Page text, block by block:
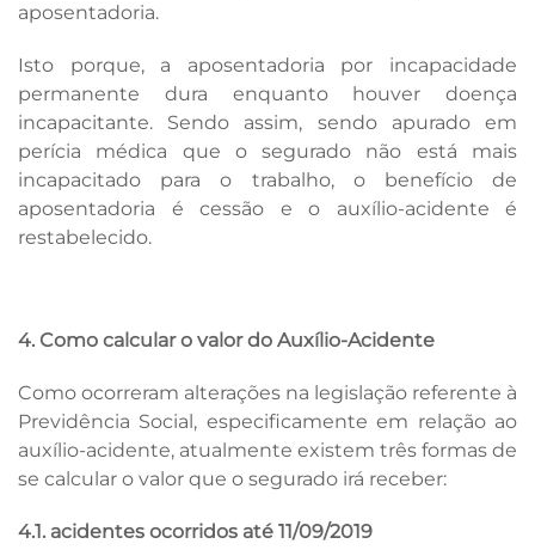
aposentadoria.
Isto porque, a aposentadoria por incapacidade
permanente dura enquanto houver doença
incapacitante. Sendo assim, sendo apurado em
perícia médica que o segurado não está mais
incapacitado para o trabalho, o benefício de
aposentadoria é cessão e o auxílio-acidente é
restabelecido.
4. Como calcular o valor do Auxílio-Acidente
Como ocorreram alterações na legislação referente à
Previdência Social, especificamente em relação ao
auxílio-acidente, atualmente existem três formas de
se calcular o valor que o segurado irá receber:
4.1. acidentes ocorridos até 11/09/2019